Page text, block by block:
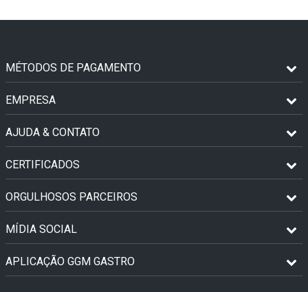
MÉTODOS DE PAGAMENTO
EMPRESA
AJUDA & CONTATO
CERTIFICADOS
ORGULHOSOS PARCEIROS
MÍDIA SOCIAL
APLICAÇÃO GGM GASTRO